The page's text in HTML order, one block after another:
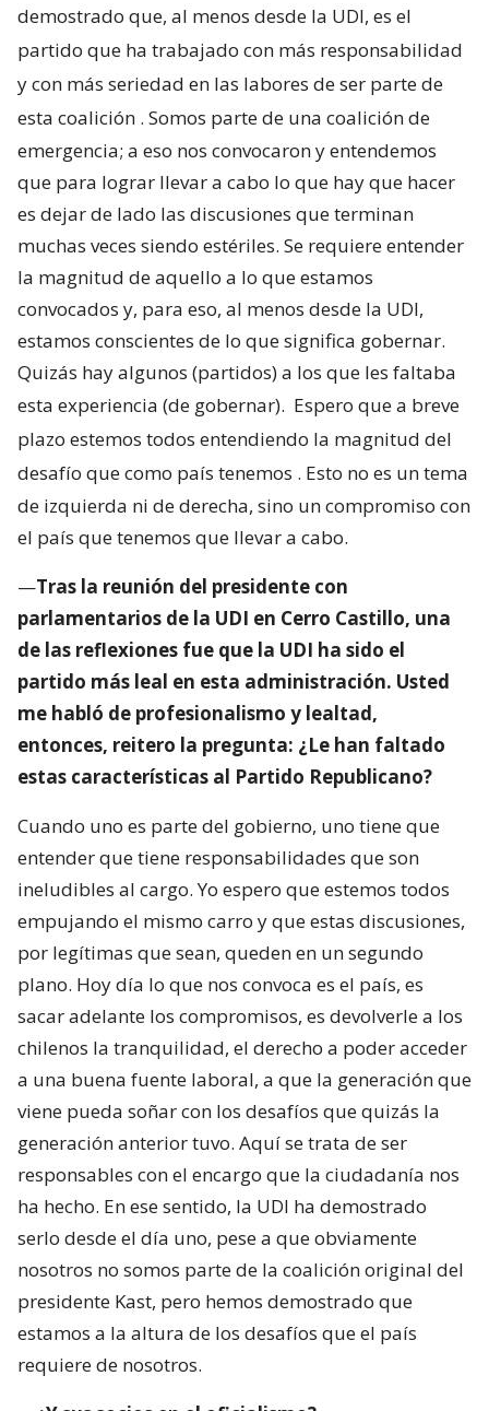
demostrado que, al menos desde la UDI, es el
partido que ha trabajado con más responsabilidad
y con más seriedad en las labores de ser parte de
esta coalición . Somos parte de una coalición de
emergencia; a eso nos convocaron y entendemos
que para lograr llevar a cabo lo que hay que hacer
es dejar de lado las discusiones que terminan
muchas veces siendo estériles. Se requiere entender
la magnitud de aquello a lo que estamos
convocados y, para eso, al menos desde la UDI,
estamos conscientes de lo que significa gobernar.
Quizás hay algunos (partidos) a los que les faltaba
esta experiencia (de gobernar). Espero que a breve
plazo estemos todos entendiendo la magnitud del
desafío que como país tenemos . Esto no es un tema
de izquierda ni de derecha, sino un compromiso con
el país que tenemos que llevar a cabo.
—Tras la reunión del presidente con
parlamentarios de la UDI en Cerro Castillo, una
de las reflexiones fue que la UDI ha sido el
partido más leal en esta administración. Usted
me habló de profesionalismo y lealtad,
entonces, reitero la pregunta: ¿Le han faltado
estas características al Partido Republicano?
Cuando uno es parte del gobierno, uno tiene que
entender que tiene responsabilidades que son
ineludibles al cargo. Yo espero que estemos todos
empujando el mismo carro y que estas discusiones,
por legítimas que sean, queden en un segundo
plano. Hoy día lo que nos convoca es el país, es
sacar adelante los compromisos, es devolverle a los
chilenos la tranquilidad, el derecho a poder acceder
a una buena fuente laboral, a que la generación que
viene pueda soñar con los desafíos que quizás la
generación anterior tuvo. Aquí se trata de ser
responsables con el encargo que la ciudadanía nos
ha hecho. En ese sentido, la UDI ha demostrado
serlo desde el día uno, pese a que obviamente
nosotros no somos parte de la coalición original del
presidente Kast, pero hemos demostrado que
estamos a la altura de los desafíos que el país
requiere de nosotros.